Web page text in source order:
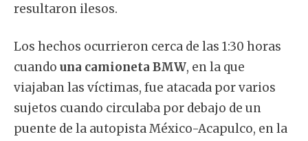
resultaron ilesos.
Los hechos ocurrieron cerca de las 1:30 horas
cuando una camioneta BMW, en la que
viajaban las víctimas, fue atacada por varios
sujetos cuando circulaba por debajo de un
puente de la autopista México-Acapulco, en la